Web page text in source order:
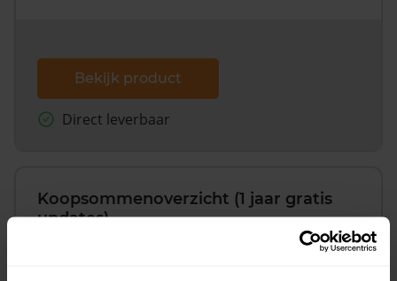
Bekijk product
Direct leverbaar
Koopsommenoverzicht (1 jaar gratis
updates)